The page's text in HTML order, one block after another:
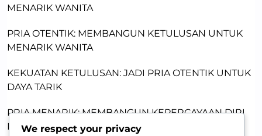
MENARIK WANITA
PRIA OTENTIK: MEMBANGUN KETULUSAN UNTUK
MENARIK WANITA
KEKUATAN KETULUSAN: JADI PRIA OTENTIK UNTUK
DAYA TARIK
PRIA MENARIK: MEMBANGUN KEPERCAYAAN DIRI
DENGAN KETULUSAN
We respect your privacy